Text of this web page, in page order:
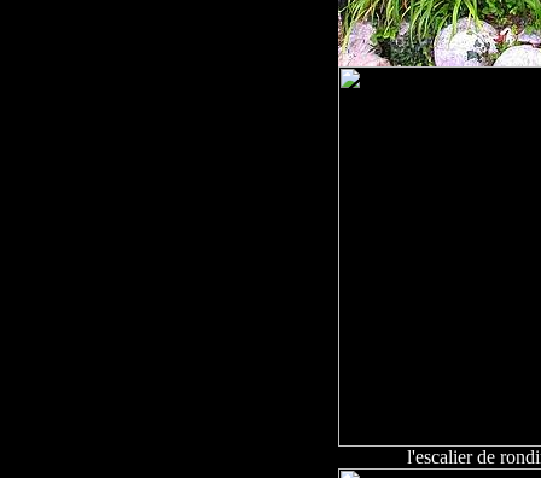
l'escalier de